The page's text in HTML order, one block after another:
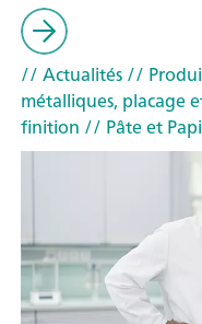
// Actualités//
métalliques, placage
finition // Pâte et